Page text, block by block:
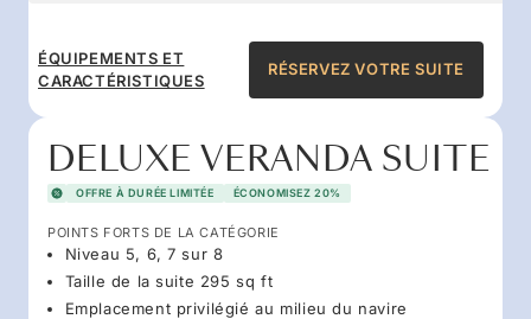
ÉQUIPEMENTS ET
CARACTÉRISTIQUES
RÉSERVEZ VOTRE SUITE
DELUXE VERANDA SUITE
OFFRE À DURÉE LIMITÉE ÉCONOMISEZ 20%
POINTS FORTS DE LA CATÉGORIE
Niveau 5, 6, 7 sur 8
Taille de la suite 295 sq ft
Emplacement privilégié au milieu du navire